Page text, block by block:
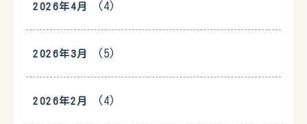
2026年4月 (4)
2026年3月 (5)
2026年2月 (4)